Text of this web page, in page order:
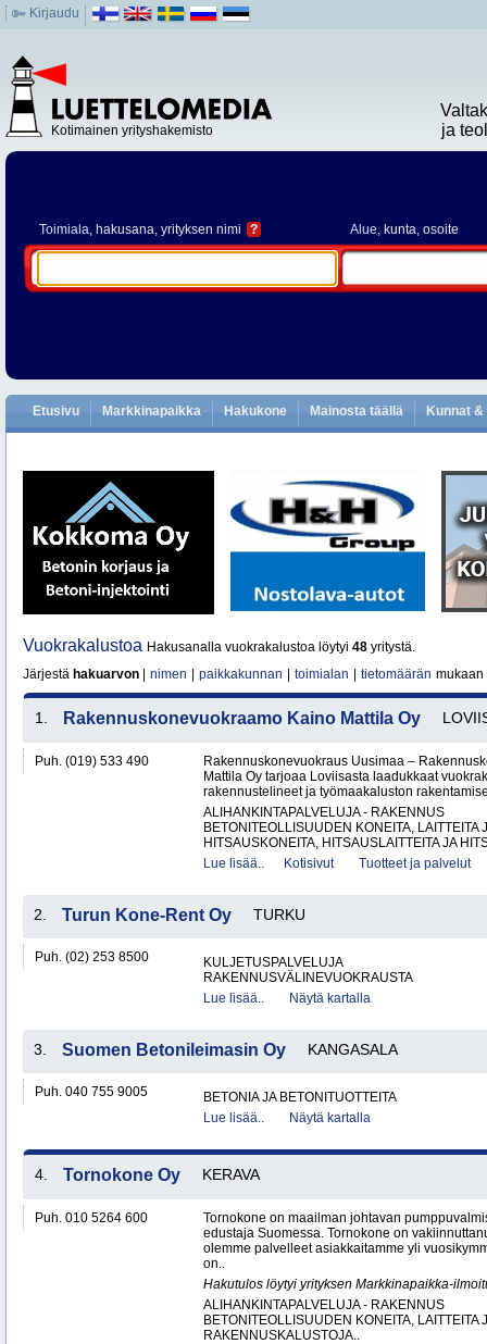
Kirjaudu
Kotimainen yrityshakemisto
ja
Toimiala, hakusana, yrityksen nimi ? Alue, kunta, osoite
Etusivu Markkinapaikka Hakukone Mainosta täällä Kunnat
Vuokrakalustoa Hakusanalla vuokrakalustoa löytyi 48 yritystä.
Järjestä hakuarvon nimen paikkakunnan toimialan tietomäärän mukaan
1. Rakennuskonevuokraamo Kaino Mattila Oy
Puh. (019) 533 490
Rakennuskonevuokraus Uusimaa –
Mattila Oy tarjoaa Loviisasta laadukkaat
rakennustelineet ja työmaakaluston
ALIHANKINTAPALVELUJA - RAKENNUS
BETONITEOLLISUUDEN KONEITA, LAITTEITA
HITSAUSKONEITA, HITSAUSLAITTEITA JA
Lue lisää..
Kotisivut Tuotteet ja palvelut
2. Turun Kone-Rent Oy TURKU
Puh. (02) 253 8500
KULJETUSPALVELUJA
RAKENNUSVÄLINEVUOKRAUSTA
Lue lisää..
Näytä kartalla
3. Suomen Betonileimasin Oy KANGASALA
Puh. 040 755 9005
BETONIA JA BETONITUOTTEITA
Lue lisää..
Näytä kartalla
4. Tornokone Oy KERAVA
Puh. 010 5264 600
Tornokone on maailman johtavan
edustaja Suomessa. Tornokone on
olemme palvelleet asiakkaitamme yli
on..
Hakutulos löytyi yrityksen Markkinapaikka-
ALIHANKINTAPALVELUJA - RAKENNUS
BETONITEOLLISUUDEN KONEITA, LAITTEITA
RAKENNUSKALUSTOJA..